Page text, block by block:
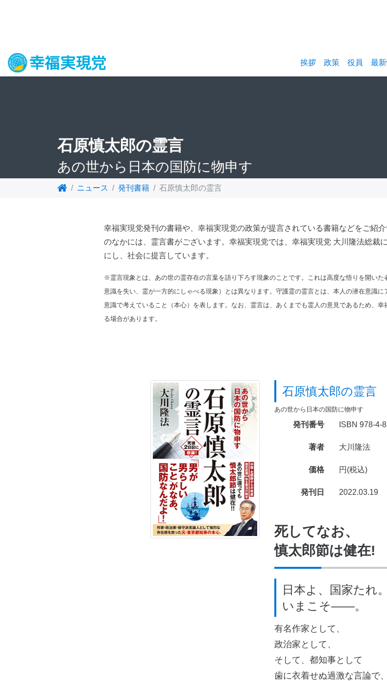
挨拶 政策 役員 最
石原慎太郎の霊言
あの世から日本の国防に物申す
ニュース 発刊書籍 石原慎太郎の霊言
幸福実現党発刊の書籍や、幸福実現党の政策が提言されている書籍などをご紹
のなかには、霊言書がございます。幸福実現党では、幸福実現党 大川隆法総
にし、社会に提言しています。
※霊言現象とは、あの世の霊存在の言葉を語り下ろす現象のことです。これは高度な悟りを開い
意識を失い、霊が一方的にしゃべる現象）とは異なります。守護霊の霊言とは、本人の潜在意識
意識で考えていること（本心）を表します。なお、霊言は、あくまでも霊人の意見であるため、
る場合があります。
石原慎太郎の霊言
あの世から日本の国防に物申す
発刊番号 ISBN 978-4-
著者 大川隆法
価格 円(税込)
発刊日 2022.03.19
死してなお、
慎太郎節は健在!
日本よ、国家たれ。
いまこそ――。
有名作家として、
政治家として、
そして、都知事として
歯に衣着せぬ過激な言論で、